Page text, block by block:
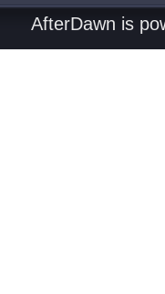
AfterDawn is